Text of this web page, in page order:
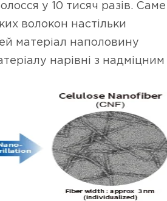
у 10 тисяч разів. Саме
волокон настільки
матеріал наполовину
нарівні з надміцним